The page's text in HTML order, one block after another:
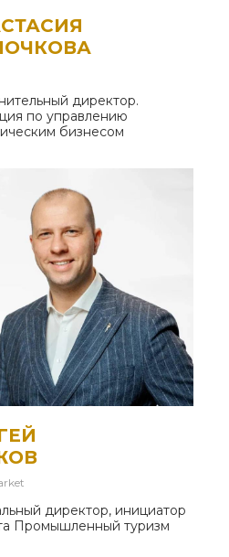
директор.
по управлению
бизнесом
директор, инициатор
Промышленный туризм